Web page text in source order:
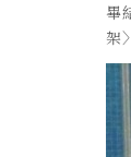
畢
架